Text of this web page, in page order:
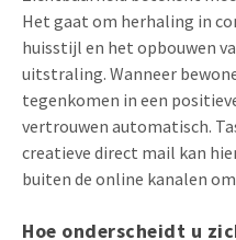
Het gaat om herhaling in
huisstijl en het opbouwen
uitstraling. Wanneer
tegenkomen in een
vertrouwen automatisch.
creatieve direct mail kan
buiten de online kanalen
Hoe onderscheidt u